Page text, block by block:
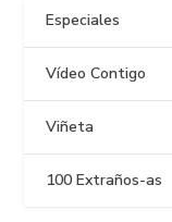
Especiales
Vídeo Contigo
Viñeta
100 Extraños-as